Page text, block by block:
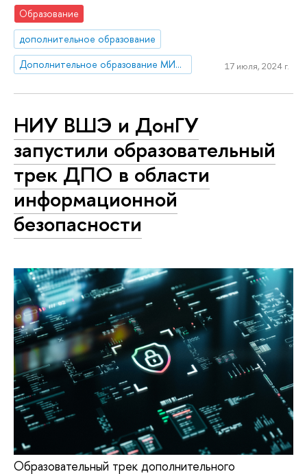
Образование
дополнительное образование
Дополнительное образование МИЭМ НИУ ВШЭ
17 июля, 2024 г.
НИУ ВШЭ и ДонГУ
запустили образовательный
трек ДПО в области
информационной
безопасности
Образовательный трек дополнительного